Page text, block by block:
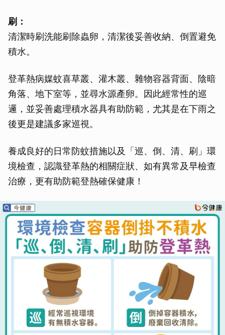
刷：
清潔時刷洗能刷除蟲卵，清潔後妥善收納、倒置避免
積水。
登革熱病媒蚊喜草叢、灌木叢、雜物容器背面、陰暗
角落、地下室等，並尋水源產卵。因此經常性的巡
邏，並妥善處理積水器具有助防範，尤其是在下雨之
後更是建議多家巡視。
養成良好的日常防蚊措施以及「巡、倒、清、刷」環
境檢查，認識登革熱的相關症狀、如有異常及早檢查
治療，更有助防範登熱確保健康！